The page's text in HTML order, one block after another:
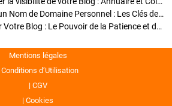
Pourquoi Investir dans un Nom de Domaine Personnel : Les Clés de la Réussite de Votre Blog
Comment Faire Émerger Votre Blog : Le Pouvoir de la Patience et de la Persévérance
Mentions légales
Conditions d’Utilisation
CGV
Cookies